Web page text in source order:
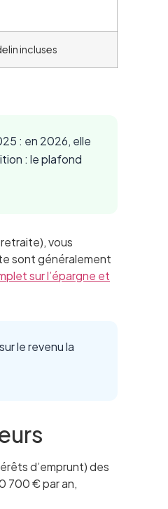
incluses
: en 2026, elle
: le plafond
vous
sont généralement
sur l’épargne et
le revenu la
d’emprunt) des
700 € par an,